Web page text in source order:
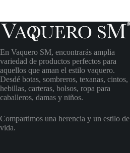
En Vaquero SM, encontrarás amplia
variedad de productos perfectos para
aquellos que aman el estilo vaquero.
Desdé botas, sombreros, texanas, cintos,
hebillas, carteras, bolsos, ropa para
caballeros, damas y niños.
Compartimos una herencia y un estilo de
vida.